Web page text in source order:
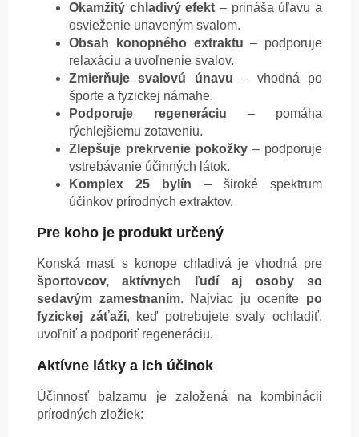
Okamžitý chladivý efekt – prináša úľavu a
osvieženie unaveným svalom.
Obsah konopného extraktu – podporuje
relaxáciu a uvoľnenie svalov.
Zmierňuje svalovú únavu – vhodná po
športe a fyzickej námahe.
Podporuje regeneráciu – pomáha
rýchlejšiemu zotaveniu.
Zlepšuje prekrvenie pokožky – podporuje
vstrebávanie účinných látok.
Komplex 25 bylín – široké spektrum
účinkov prírodných extraktov.
Pre koho je produkt určený
Konská masť s konope chladivá je vhodná pre
športovcov, aktívnych ľudí aj osoby so
sedavým zamestnaním. Najviac ju oceníte po
fyzickej záťaži, keď potrebujete svaly ochladiť,
uvoľniť a podporiť regeneráciu.
Aktívne látky a ich účinok
Účinnosť balzamu je založená na kombinácii
prírodných zložiek: